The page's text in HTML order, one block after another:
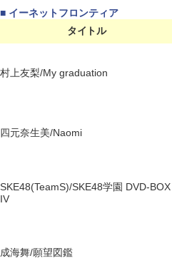
■ イーネットフロンティア
タイトル
村上友梨/My graduation
四元奈生美/Naomi
SKE48(TeamS)/SKE48学園 DVD-BOX
IV
成海舞/願望図鑑